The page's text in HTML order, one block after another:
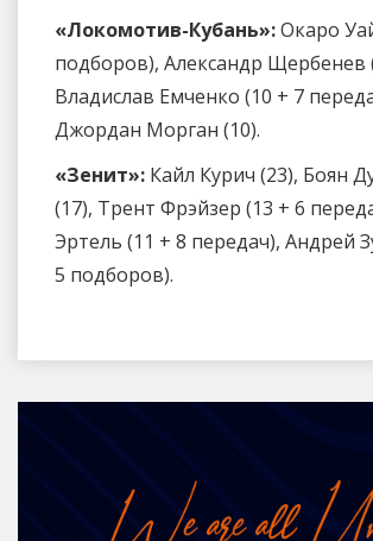
«Локомотив-Кубань»:Окаро
подборов), Александр Щербенев
Владислав Емченко (10 + 7
Джордан Морган (10).
«Зенит»: Кайл Курич (23), Боян
(17), Трент Фрэйзер (13 + 6
Эртель (11 + 8 передач), Андрей
5 подборов).